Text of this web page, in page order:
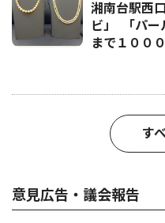
湘南台駅西
ビ」 ｢パー
まで１００
す
意見広告・議会報告